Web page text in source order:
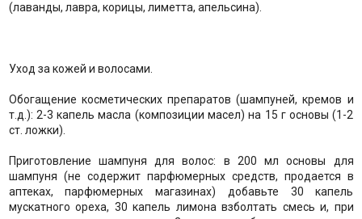
(лаванды, лавра, корицы, лиметта, апельсина).
Уход за кожей и волосами.
Обогащение косметических препаратов (шампуней, кремов и
т.д.): 2-3 капель масла (композиции масел) на 15 г основы (1-2
ст. ложки).
Приготовление шампуня для волос: в 200 мл основы для
шампуня (не содержит парфюмерных средств, продается в
аптеках, парфюмерных магазинах) добавьте 30 капель
мускатного ореха, 30 капель лимона взболтать смесь и, при